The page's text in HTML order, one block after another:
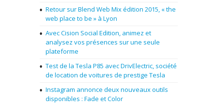
Retour sur Blend Web Mix édition 2015, « the
web place to be » à Lyon
Avec Cision Social Edition, animez et
analysez vos présences sur une seule
plateforme
Test de la Tesla P85 avec DrivElectric, société
de location de voitures de prestige Tesla
Instagram annonce deux nouveaux outils
disponibles : Fade et Color